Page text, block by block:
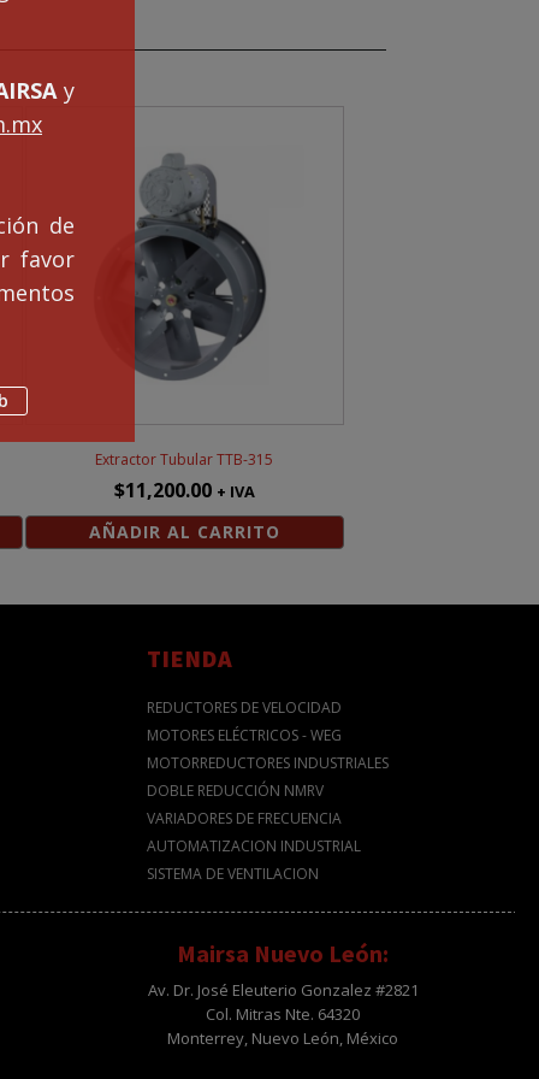
y
de
favor
Extractor Tubular TTB-315
$11,200.00 + IVA
AÑADIR AL CARRITO
TIENDA
REDUCTORES DE VELOCIDAD
MOTORES ELÉCTRICOS - WEG
MOTORREDUCTORES INDUSTRIALES
DOBLE REDUCCIÓN NMRV
VARIADORES DE FRECUENCIA
AUTOMATIZACION INDUSTRIAL
SISTEMA DE VENTILACION
Mairsa Nuevo León:
Av. Dr. José Eleuterio Gonzalez #2821
Col. Mitras Nte. 64320
Monterrey, Nuevo León, México